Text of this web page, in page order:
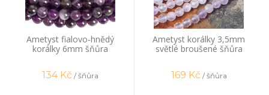
Ametyst fialovo-hnědý
korálky 6mm šňůra
134 Kč / šňůra
Ametyst korálky 3,5mm
světlé broušené šňůra
169 Kč / šňůra